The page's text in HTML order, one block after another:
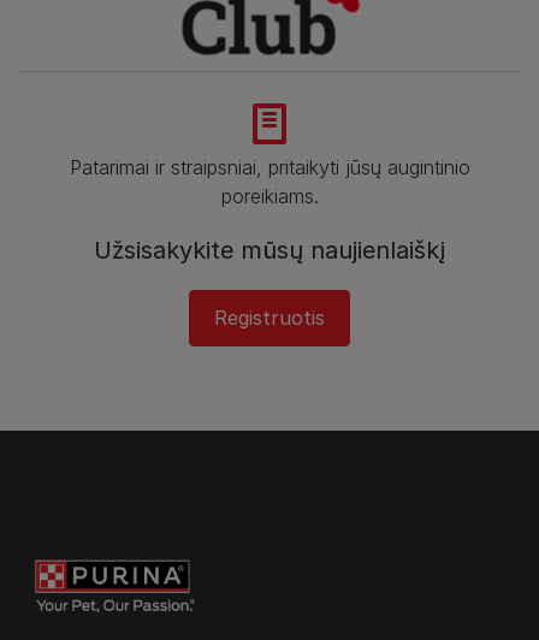
Patarimai ir straipsniai, pritaikyti jūsų augintinio
poreikiams.
Užsisakykite mūsų naujienlaiškį
Registruotis